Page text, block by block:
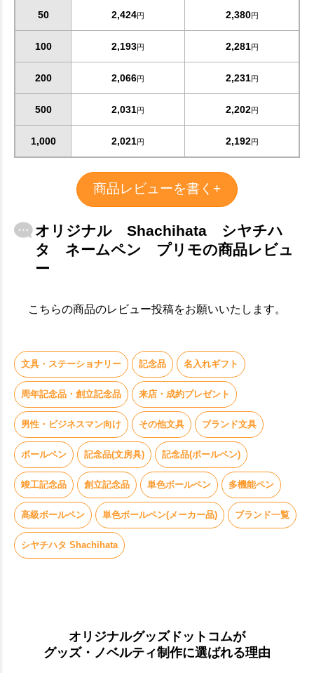
お買い物を続ける カートへ進む
50 2,424円 2,380円
100 2,193円 2,281円
200 2,066円 2,231円
500 2,031円 2,202円
1,000 2,021円 2,192円
商品レビューを書く+
オリジナル Shachihata シヤチハ
タ ネームペン プリモの商品レビュ
ー
こちらの商品のレビュー投稿をお願いいたします。
文具・ステーショナリー 記念品 名入れギフト
周年記念品・創立記念品 来店・成約プレゼント
男性・ビジネスマン向け その他文具 ブランド文具
ボールペン 記念品(文房具) 記念品(ボールペン)
竣工記念品 創立記念品 単色ボールペン 多機能ペン
高級ボールペン 単色ボールペン(メーカー品) ブランド一覧
シヤチハタ Shachihata
オリジナルグッズドットコムが
グッズ・ノベルティ制作に選ばれる理由